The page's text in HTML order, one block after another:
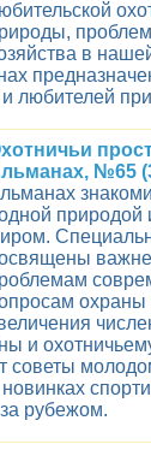
в
и любителей
№65
и
советы
рубежом.